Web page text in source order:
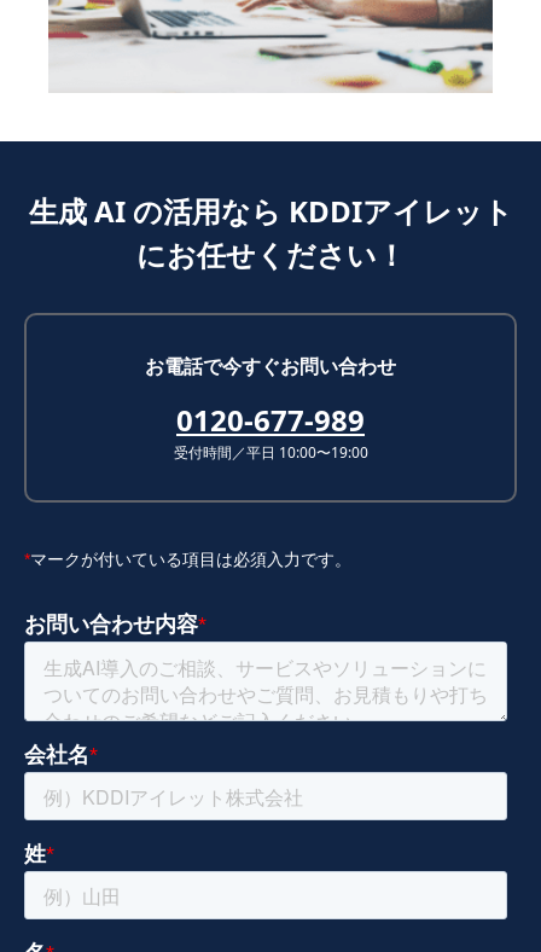
生成 AI の活用なら KDDIアイレット
にお任せください！
お電話で今すぐお問い合わせ
0120-677-989
受付時間／平日 10:00〜19:00